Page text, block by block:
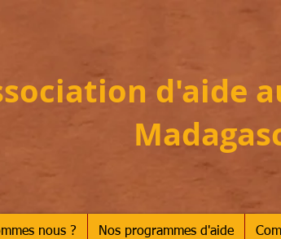
d'aide
nous ? Nos programmes d'aide